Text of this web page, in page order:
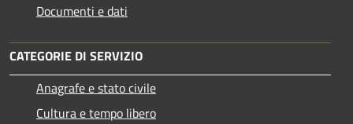
Documenti e dati
CATEGORIE DI SERVIZIO
Anagrafe e stato civile
Cultura e tempo libero